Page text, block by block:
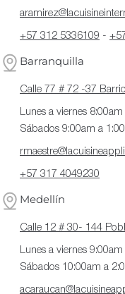
+57 312 5336109 -
Barranquilla
Calle 77 # 72 -37
Lunes a viernes
Sábados 9:00am a
+57 317 4049230
Medellín
Calle 12 # 30- 144
Lunes a viernes
Sábados 10:00am a